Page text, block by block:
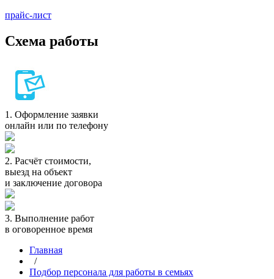
прайс-лист
Схема работы
1. Оформление заявки
онлайн или по телефону
2. Расчёт стоимости,
выезд на объект
и заключение договора
3. Выполнение работ
в оговоренное время
Главная
/
Подбор персонала для работы в семьях